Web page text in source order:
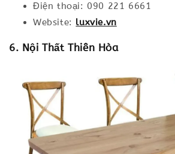
Điện thoại: 090 221 6661
Website: luxvie.vn
6. Nội Thất Thiên Hòa